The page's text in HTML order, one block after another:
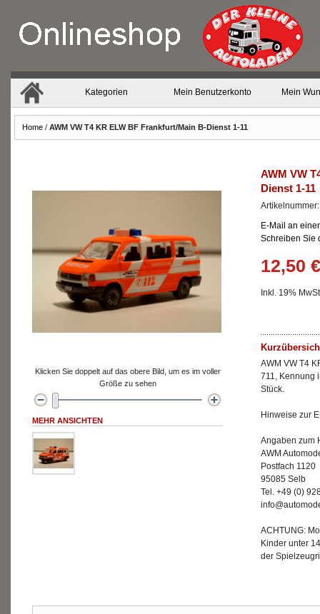
Kategorien Mein Benutzerkonto Mein
Home / AWM VW T4 KR ELW BF Frankfurt/Main B-Dienst 1-11
AWM VW
Dienst 1-11
E-Mail an
Schreiben Sie
12,50 €
Inkl. 19%
AWM VW T4
711, Kennung
Stück.
Hinweise zur
Angaben zum
AWM
Postfach 1120
95085 Selb
Tel. +49 (0)
ACHTUNG:
Kinder unter
der
Klicken Sie doppelt auf das obere Bild, um es im voller
Größe zu sehen
MEHR ANSICHTEN